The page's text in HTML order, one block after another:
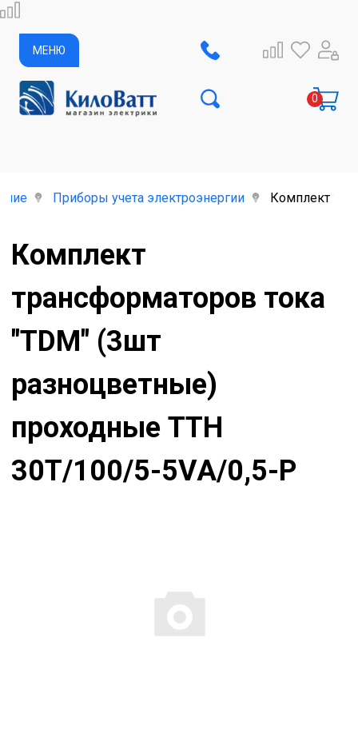
МЕНЮ
Приборы учета электроэнергии Комплект
Комплект
трансформаторов тока
"TDM" (3шт
разноцветные)
проходные ТТН
30T/100/5-5VA/0,5-Р